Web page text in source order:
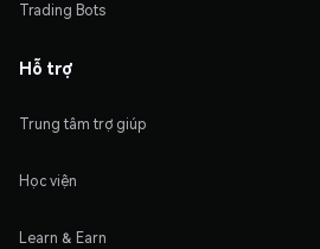
Trading Bots
Hỗ trợ
Trung tâm trợ giúp
Học viện
Learn & Earn